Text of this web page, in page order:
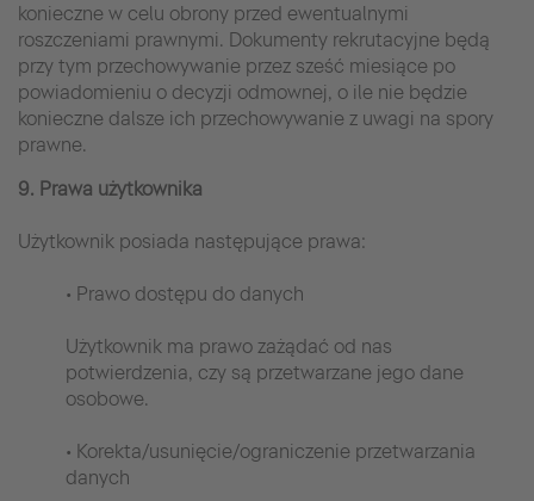
konieczne w celu obrony przed ewentualnymi
roszczeniami prawnymi. Dokumenty rekrutacyjne będą
przy tym przechowywanie przez sześć miesiące po
powiadomieniu o decyzji odmownej, o ile nie będzie
konieczne dalsze ich przechowywanie z uwagi na spory
prawne.
9. Prawa użytkownika
Użytkownik posiada następujące prawa:
• Prawo dostępu do danych
Użytkownik ma prawo zażądać od nas
potwierdzenia, czy są przetwarzane jego dane
osobowe.
• Korekta/usunięcie/ograniczenie przetwarzania
danych